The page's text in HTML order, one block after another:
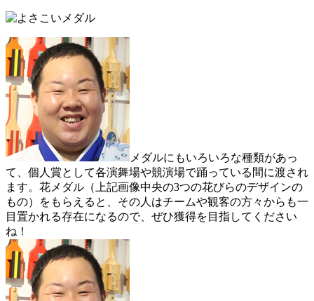
メダルにもいろいろな種類があっ
て、個人賞として各演舞場や競演場で踊っている間に渡され
ます。花メダル（上記画像中央の3つの花びらのデザインの
もの）をもらえると、その人はチームや観客の方々からも一
目置かれる存在になるので、ぜひ獲得を目指してください
ね！